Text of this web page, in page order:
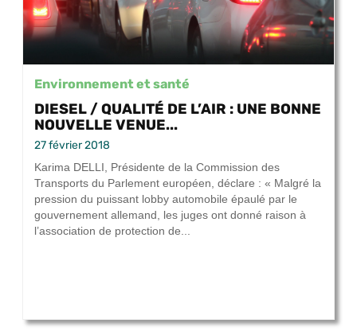
Environnement et santé
DIESEL / QUALITÉ DE L’AIR : UNE BONNE
NOUVELLE VENUE...
27 février 2018
Karima DELLI, Présidente de la Commission des
Transports du Parlement européen, déclare : « Malgré la
pression du puissant lobby automobile épaulé par le
gouvernement allemand, les juges ont donné raison à
l’association de protection de...